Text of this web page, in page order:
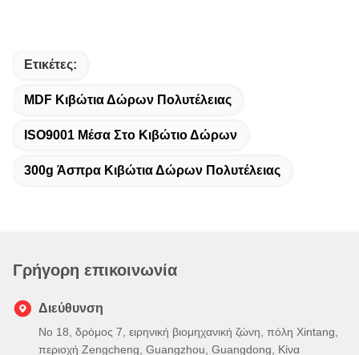
Ετικέτες:
MDF Κιβώτια Δώρων Πολυτέλειας
ISO9001 Μέσα Στο Κιβώτιο Δώρων
300g Άσπρα Κιβώτια Δώρων Πολυτέλειας
Γρήγορη επικοινωνία
Διεύθυνση
Νο 18, δρόμος 7, ειρηνική βιομηχανική ζώνη, πόλη Xintang,
περιοχή Zengcheng, Guangzhou, Guangdong, Κίνα